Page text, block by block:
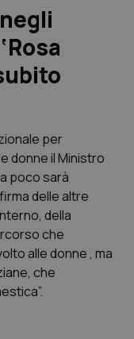
per
donne il Ministro
poco sarà
delle altre
della
che
alle donne , ma
che